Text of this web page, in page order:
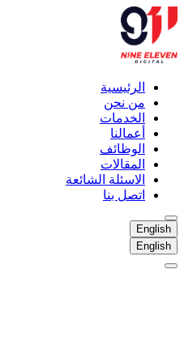
الرئيسية
من نحن
الخدمات
أعمالنا
الوظائف
المقالات
الاسئلة الشائعة
اتصل بنا
English
English